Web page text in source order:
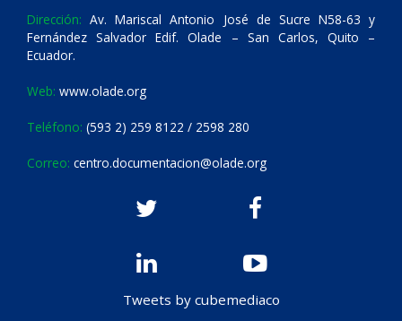
Dirección: Av. Mariscal Antonio José de Sucre N58-63 y
Fernández Salvador Edif. Olade – San Carlos, Quito –
Ecuador.
Web: www.olade.org
Teléfono: (593 2) 259 8122 / 2598 280
Correo: centro.documentacion@olade.org
Tweets by cubemediaco